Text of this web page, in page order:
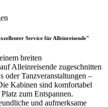
Service für Alleinreisende"
breiten
Alleinreisende zugeschnitten
Tanzveranstaltungen –
Kabinen sind komfortabel
zum Entspannen.
und aufmerksame